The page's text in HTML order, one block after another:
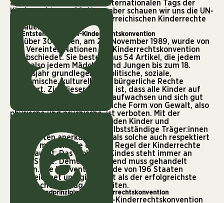
anerkannt. Anlässlich des Internationalen Tags der
Kinderrechte am 20. November schauen wir uns die UN-
Kinderrechte sowie die österreichischen Kinderrechte
genauer an.
Die Entstehung der UN-Kinderrechtskonvention
Vor über 30 Jahren, am 20. November 1989, wurde von
den Vereinten Nationen die Kinderrechtskonvention
verabschiedet. Sie besteht aus 54 Artikel, die jedem
Kind, also jedem Mädchen und Jungen bis zum 18.
Lebensjahr grundlegende politische, soziale,
ökonomische, kulturelle und bürgerliche Rechte
zusichert. Ziel dieser Rechte ist, dass alle Kinder auf
der Welt gesund und sicher aufwachsen und sich gut
entfalten können. Auch jegliche Form von Gewalt, also
physische und psychische, ist verboten. Mit der
Kinderrechtskonvention werden Kinder und
Jugendliche erstmalig als selbstständige Träger:innen
von Rechten anerkannt, die als solche auch respektiert
werden müssen. Die oberste Regel der Kinderrechte
dabei lautet: Das Wohl des Kindes steht immer an
erster Stelle. Dementsprechend muss gehandelt
werden. Die Konvention wurde von 196 Staaten
unterzeichnet und gilt damit als der erfolgreichste
Völkerrechtsvertrag aller Zeiten.
Die vier Grundprinzipien der Kinderrechtskonvention
Die 54 Rechte, die in der UN-Kinderrechtskonvention